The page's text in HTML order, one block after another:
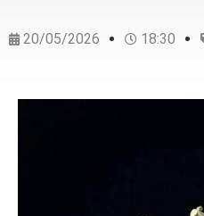
20/05/2026 18:30